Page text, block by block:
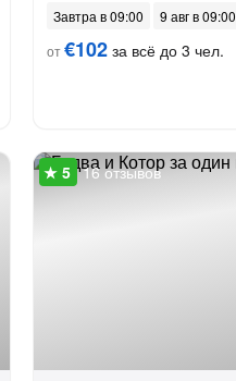
Завтра в 09:00
9 авг в 09:00
от€102за всё до 3 чел.
16 отзывов